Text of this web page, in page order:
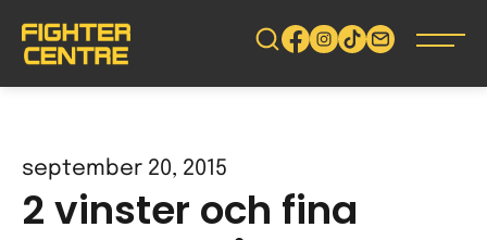
vidare
september 20, 2015
2 vinster och fina